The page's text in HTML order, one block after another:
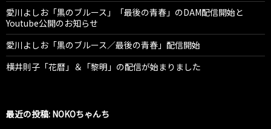
愛川よしお「黒のブルース」「最後の青春」のDAM配信開始と
Youtube公開のお知らせ
愛川よしお「黒のブルース／最後の青春」配信開始
横井則子「花暦」＆「黎明」の配信が始まりました
最近の投稿: NOKOちゃんち